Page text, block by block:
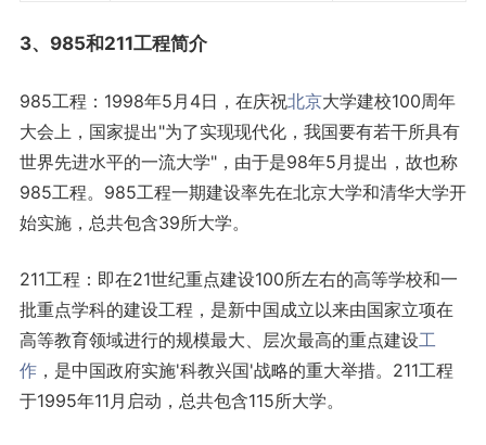
3、985和211工程简介
985工程：1998年5月4日，在庆祝北京大学建校100周年
大会上，国家提出"为了实现现代化，我国要有若干所具有
世界先进水平的一流大学"，由于是98年5月提出，故也称
985工程。985工程一期建设率先在北京大学和清华大学开
始实施，总共包含39所大学。
211工程：即在21世纪重点建设100所左右的高等学校和一
批重点学科的建设工程，是新中国成立以来由国家立项在
高等教育领域进行的规模最大、层次最高的重点建设工
作，是中国政府实施'科教兴国'战略的重大举措。211工程
于1995年11月启动，总共包含115所大学。